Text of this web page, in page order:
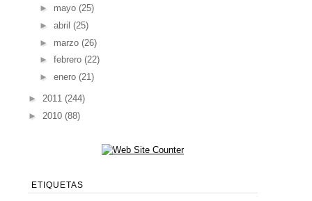
► mayo (25)
► abril (25)
► marzo (26)
► febrero (22)
► enero (21)
► 2011 (244)
► 2010 (88)
ETIQUETAS